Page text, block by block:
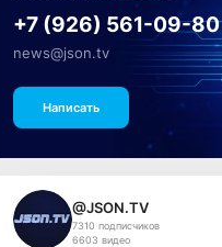
+7 (926) 561-09-80
news@json.tv
Написать
@JSON.TV
7310 подписчиков
6603 видео